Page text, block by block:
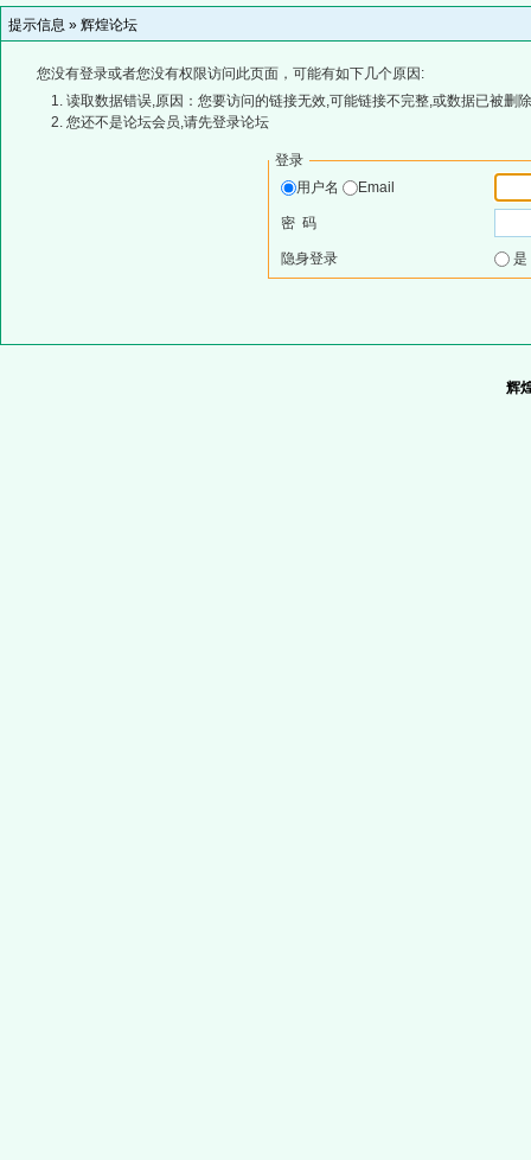
提示信息 » 辉煌论坛
您没有登录或者您没有权限访问此页面，可能有如下几个原因:
读取数据错误,原因：您要访问的链接无效,可能链接不完整,或数据已被删
您还不是论坛会员,请先登录论坛
登录
用户名
Email
密 码
隐身登录
辉